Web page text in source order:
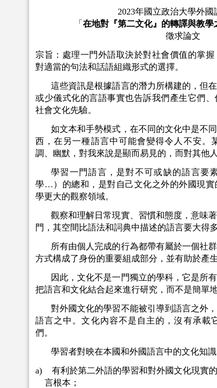
2023年國立政治大學外國
「 在地對『第二文化』的轉譯與教學
徵求論文
宗旨：處理一門外語取決於對社會價值的掌
對適當的句法和話語組織形式的選擇。
這些資訊是根據語言的潛力所構建的，但
或少儀式化的言語事實也告訴我們產生它們
社會文化先驗。
如文本和手勢模式，在不同的文化中是不
西，在另一種語言中可能會變得令人不安。
調、幽默，對我來說是顯而易見的，而對其他
學習一門語言，是對不可或缺的語言要
學…）的總和，是對自己文化之外的外國現
學更大的觀察領域。
觀察和理解日常現實、習慣和態度，意味
門，其空間比語法和詞典中描述的語言要大得
所有由個人完成的行為都帶有屬於一個社
方式構成了身份的重要組成部分，並有助於產
因此，文化不是一門獨立的學科，它是所
把語言和文化結合起來進行研究，而不是簡單
對外國文化的學習不能被引導到語言之外
語言之中。文化內容不是自主的，沒有承載
們。
學習者對映在本國和外國語言中的文化知
a) 有利於第二外語的學習和對外國文化現實
言根本；